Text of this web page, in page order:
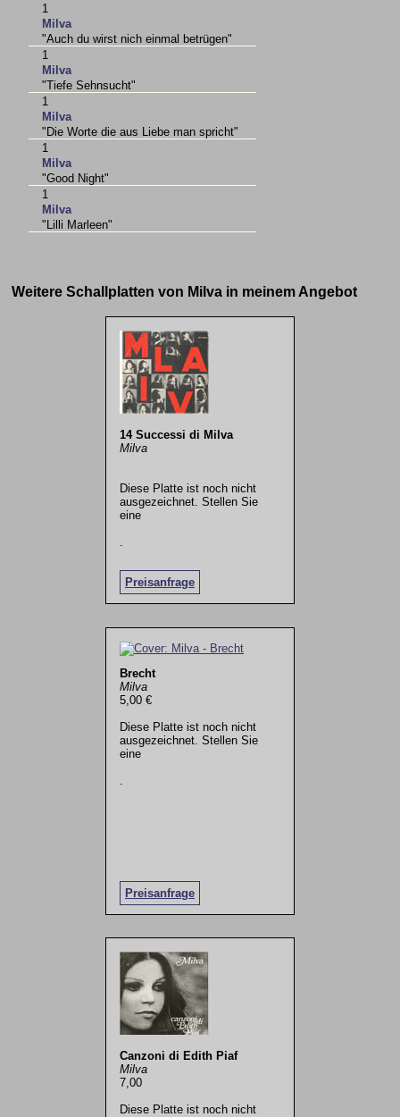
1
Milva
"Auch du wirst nich einmal betrügen"
1
Milva
"Tiefe Sehnsucht"
1
Milva
"Die Worte die aus Liebe man spricht"
1
Milva
"Good Night"
1
Milva
"Lilli Marleen"
Weitere Schallplatten von Milva in meinem Angebot
14 Successi di Milva
Milva
Diese Platte ist noch nicht
ausgezeichnet. Stellen Sie
eine
Preisanfrage
Brecht
Milva
5,00 €
Diese Platte ist noch nicht
ausgezeichnet. Stellen Sie
eine
Preisanfrage
.
Canzoni di Edith Piaf
Milva
7,00
Diese Platte ist noch nicht